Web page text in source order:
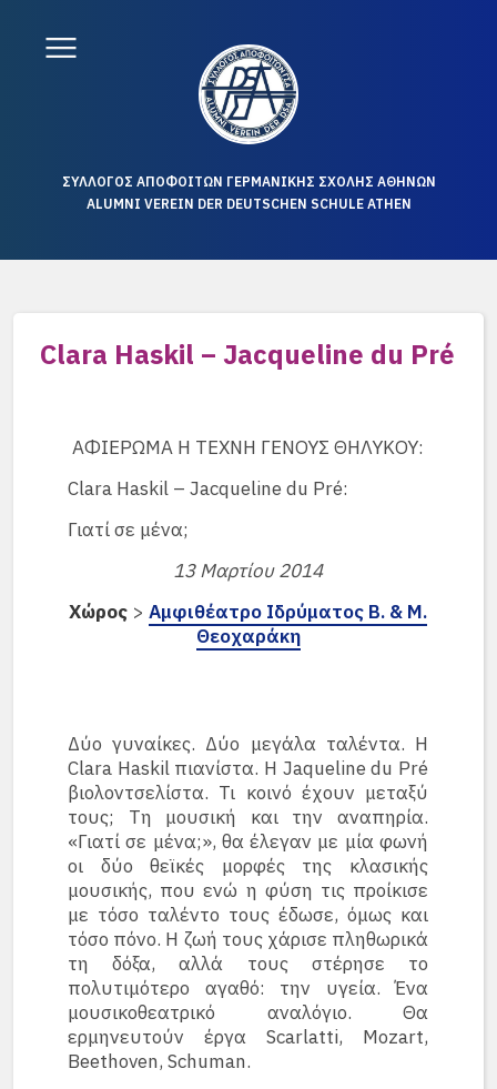
ΣΥΛΛΟΓΟΣ ΑΠΟΦΟΙΤΩΝ ΓΕΡΜΑΝΙΚΗΣ ΣΧΟΛΗΣ ΑΘΗΝΩΝ
ALUMNI VEREIN DER DEUTSCHEN SCHULE ATHEN
Clara Haskil – Jacqueline du Pré
ΑΦΙΕΡΩΜΑ Η ΤΕΧΝΗ ΓΕΝΟΥΣ ΘΗΛΥΚΟΥ:
Clara Haskil – Jacqueline du Pré:
Γιατί σε μένα;
13 Μαρτίου 2014
Χώρος > Αμφιθέατρο Ιδρύματος Β. & Μ.
Θεοχαράκη
Δύο γυναίκες. Δύο μεγάλα ταλέντα. Η
Clara Haskil πιανίστα. Η Jaqueline du Pré
βιολοντσελίστα. Τι κοινό έχουν μεταξύ
τους; Τη μουσική και την αναπηρία.
«Γιατί σε μένα;», θα έλεγαν με μία φωνή
οι δύο θεϊκές μορφές της κλασικής
μουσικής, που ενώ η φύση τις προίκισε
με τόσο ταλέντο τους έδωσε, όμως και
τόσο πόνο. Η ζωή τους χάρισε πληθωρικά
τη δόξα, αλλά τους στέρησε το
πολυτιμότερο αγαθό: την υγεία. Ένα
μουσικοθεατρικό αναλόγιο. Θα
ερμηνευτούν έργα Scarlatti, Mozart,
Beethoven, Schuman.